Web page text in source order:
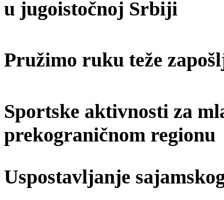
u jugoistočnoj Srbiji
Pružimo ruku teže
Sportske aktivnosti za
prekograničnom regionu
Uspostavljanje